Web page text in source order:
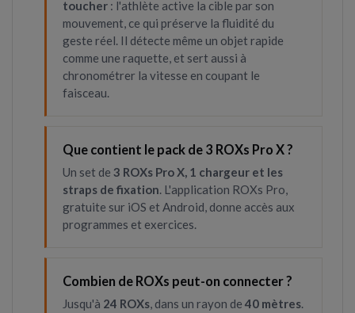
toucher : l'athlète active la cible par son
mouvement, ce qui préserve la fluidité du
geste réel. Il détecte même un objet rapide
comme une raquette, et sert aussi à
chronométrer la vitesse en coupant le
faisceau.
Que contient le pack de 3 ROXs Pro X ?
Un set de 3 ROXs Pro X, 1 chargeur et les
straps de fixation. L'application ROXs Pro,
gratuite sur iOS et Android, donne accès aux
programmes et exercices.
Combien de ROXs peut-on connecter ?
Jusqu'à 24 ROXs, dans un rayon de 40 mètres.